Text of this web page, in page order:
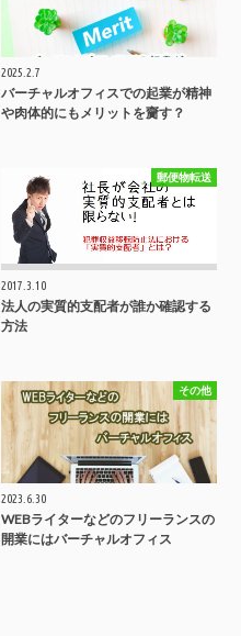
2025.2.7
バーチャルオフィスでの起業が精神
や肉体的にもメリットを齎す？
郵便物転送
2017.3.10
法人の実質的支配者が誰か確認する
方法
その他
2023.6.30
WEBライターなどのフリーランスの
開業にはバーチャルオフィス